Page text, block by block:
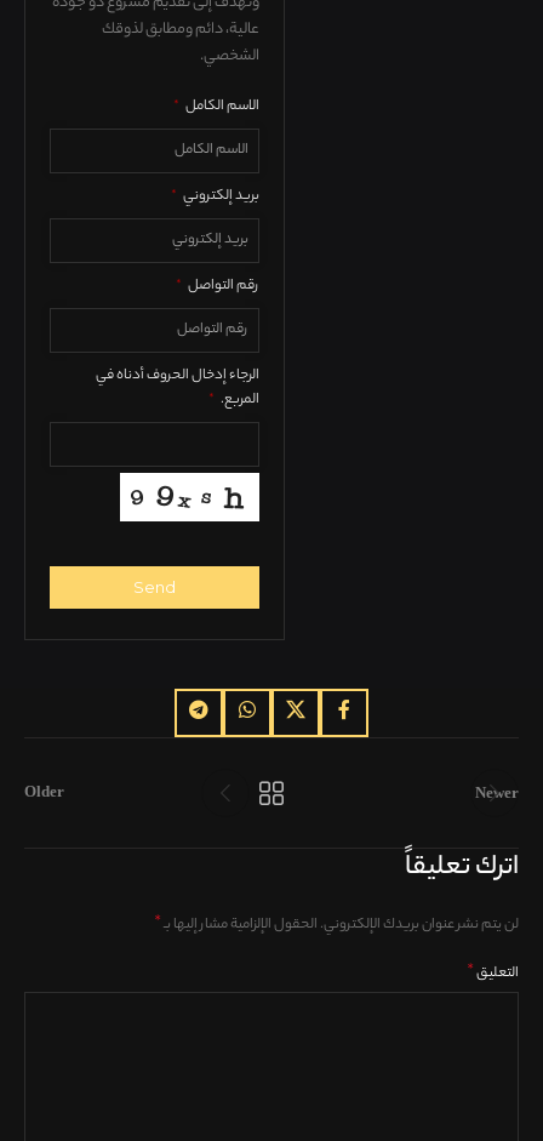
عالية، دائم ومطابق لذوقك
الشخصي.
الاسم الكامل *
بريد إلكتروني *
رقم التواصل *
الرجاء إدخال الحروف أدناه في
المربع. *
Send
be
left
Newer
Older
اترك تعليقاً
لن يتم نشر عنوان بريدك الإلكتروني. الحقول الإلزامية مشار إليها بـ*
التعليق*